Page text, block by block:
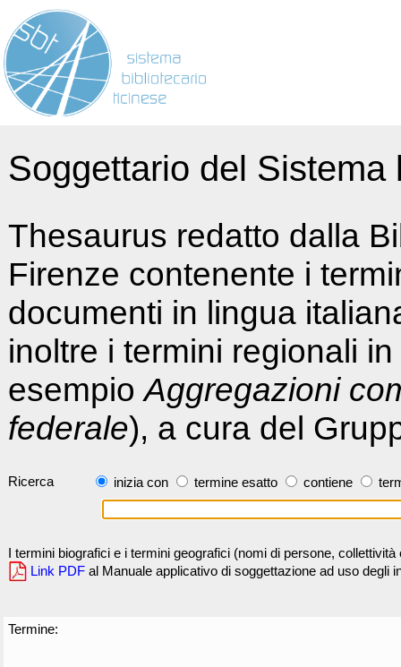
Soggettario del
Thesaurus redatto dalla
Firenze contenente i
documenti in lingua
inoltre i termini regionali
esempioAggregazioni
federale), a cura del
Ricerca inizia con termine esatto contiene
I termini biografici e i termini geografici (nomi di persone,
Link PDF al Manuale applicativo di soggettazione ad uso degli
Termine: